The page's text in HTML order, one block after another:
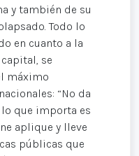
y también de su
Todo lo
en cuanto a la
se
máximo
“No da
que importa es
aplique y lleve
públicas que